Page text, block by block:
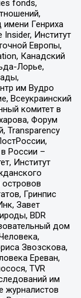
fonds,
Генриха
Insider, Институт
Европы,
Канадский
Лорье,
им Вудро
Всеукраинский
комитет в
Форум
Transparеncy
России –
Институт
Гринпис
Завет
BDR
дом
Звозскова,
Ереван,
TVR
им
журналистов